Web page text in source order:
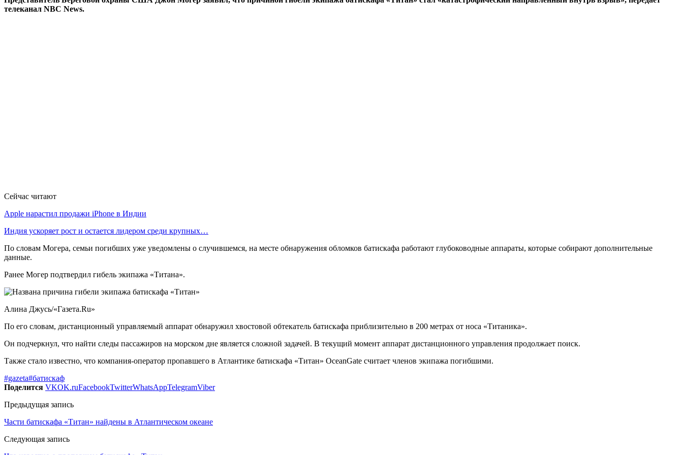
телеканал NBC News.
Сейчас читают
Apple нарастил продажи iPhone в Индии
Индия ускоряет рост и остается лидером среди крупных…
По словам Могера, семьи погибших уже уведомлены о случившемся, на месте обнаружения обломков батискафа работают глубоководные аппараты, которые собирают дополнительные
данные.
Ранее Могер подтвердил гибель экипажа «Титана».
Алина Джусь/«Газета.Ru»
По его словам, дистанционный управляемый аппарат обнаружил хвостовой обтекатель батискафа приблизительно в 200 метрах от носа «Титаника».
Он подчеркнул, что найти следы пассажиров на морском дне является сложной задачей. В текущий момент аппарат дистанционного управления продолжает поиск.
Также стало известно, что компания-оператор пропавшего в Атлантике батискафа «Титан» OceanGate считает членов экипажа погибшими.
#gazeta#батискаф
Поделится VKOK.ruFacebookTwitterWhatsAppTelegramViber
Предыдущая запись
Части батискафа «Титан» найдены в Атлантическом океане
Следующая запись